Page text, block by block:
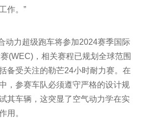
作。”
动力超级跑车将参加2024赛季国际
(WEC)，相关赛程已规划全球范围
备受关注的勒芒24小时耐力赛。在
，参赛车队必须遵守严格的设计规
其车辆，这突显了空气动力学在实
用。